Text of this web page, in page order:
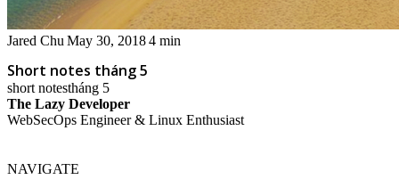
Jared Chu May 30, 20184 min
Short notes tháng 5
short notestháng 5
The Lazy Developer
WebSecOps Engineer & Linux Enthusiast
NAVIGATE